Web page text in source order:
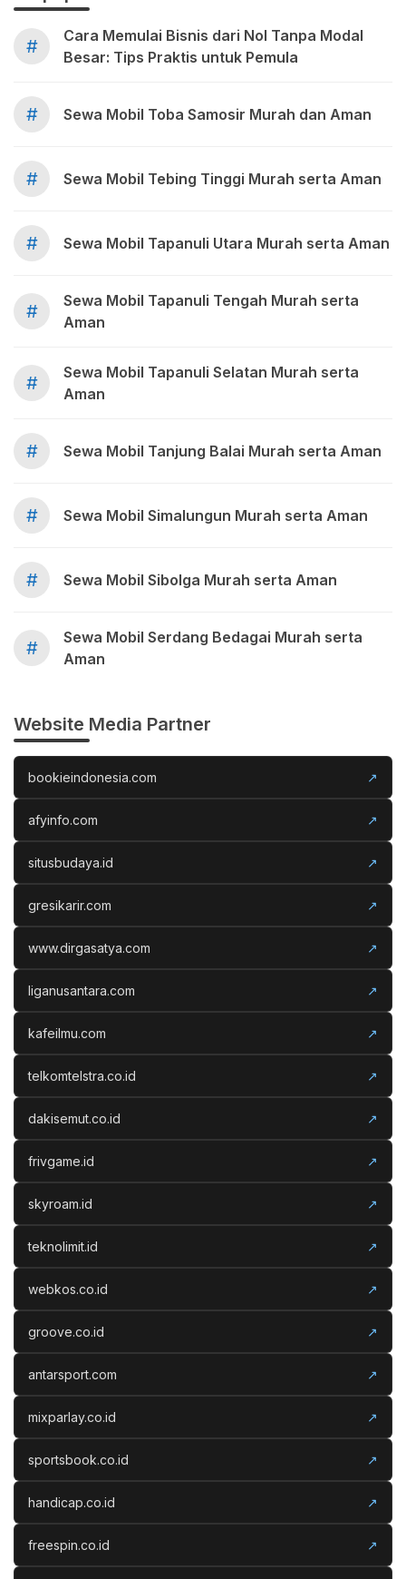
#
Cara Memulai Bisnis dari Nol Tanpa Modal
Besar: Tips Praktis untuk Pemula
# Sewa Mobil Toba Samosir Murah dan Aman
# Sewa Mobil Tebing Tinggi Murah serta Aman
# Sewa Mobil Tapanuli Utara Murah serta Aman
#
Sewa Mobil Tapanuli Tengah Murah serta
Aman
#
Sewa Mobil Tapanuli Selatan Murah serta
Aman
# Sewa Mobil Tanjung Balai Murah serta Aman
# Sewa Mobil Simalungun Murah serta Aman
# Sewa Mobil Sibolga Murah serta Aman
#
Sewa Mobil Serdang Bedagai Murah serta
Aman
Website Media Partner
bookieindonesia.com ↗
afyinfo.com ↗
situsbudaya.id ↗
gresikarir.com ↗
www.dirgasatya.com ↗
liganusantara.com ↗
kafeilmu.com ↗
telkomtelstra.co.id ↗
dakisemut.co.id ↗
frivgame.id ↗
skyroam.id ↗
teknolimit.id ↗
webkos.co.id ↗
groove.co.id ↗
antarsport.com ↗
mixparlay.co.id ↗
sportsbook.co.id ↗
handicap.co.id ↗
freespin.co.id ↗